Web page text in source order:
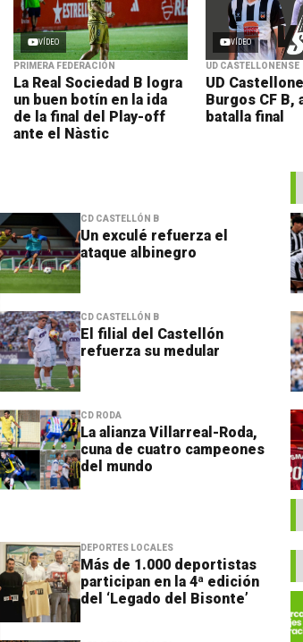
VÍDEO
PRIMERA FEDERACIÓN
La Real Sociedad B logra
un buen botín en la ida
de la final del Play-off
ante el Nàstic
VÍDEO
UD CASTELLONENSE
UD
Burgos CF B,
batalla final
CD CASTELLÓN B
Un exculé refuerza el
ataque albinegro
CD CASTELLÓN B
El filial del Castellón
refuerza su medular
CD RODA
La alianza Villarreal-Roda,
cuna de cuatro campeones
del mundo
DEPORTES LOCALES
Más de 1.000 deportistas
participan en la 4ª edición
del ‘Legado del Bisonte’